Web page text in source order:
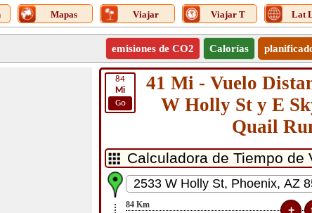
Mapas Viajar Viajar T Lat
emisiones de CO2 Calorías
84
Mi
Go
41 Mi - Vuelo
W Holly St y E
Quail
84 Km